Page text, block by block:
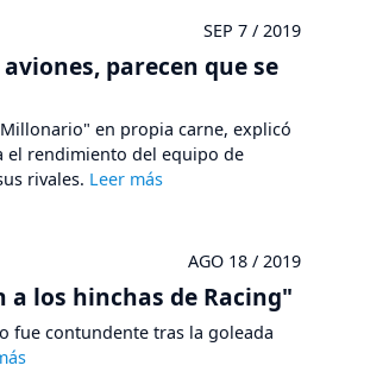
SEP 7 / 2019
parecen que se
en propia carne, explicó
el rendimiento del equipo de
rivales.
AGO 18 / 2019
los hinchas de Racing"
fue contundente tras la goleada